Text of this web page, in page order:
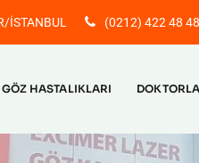
İSTANBUL (0212) 422 48 48
GÖZ HASTALIKLARI